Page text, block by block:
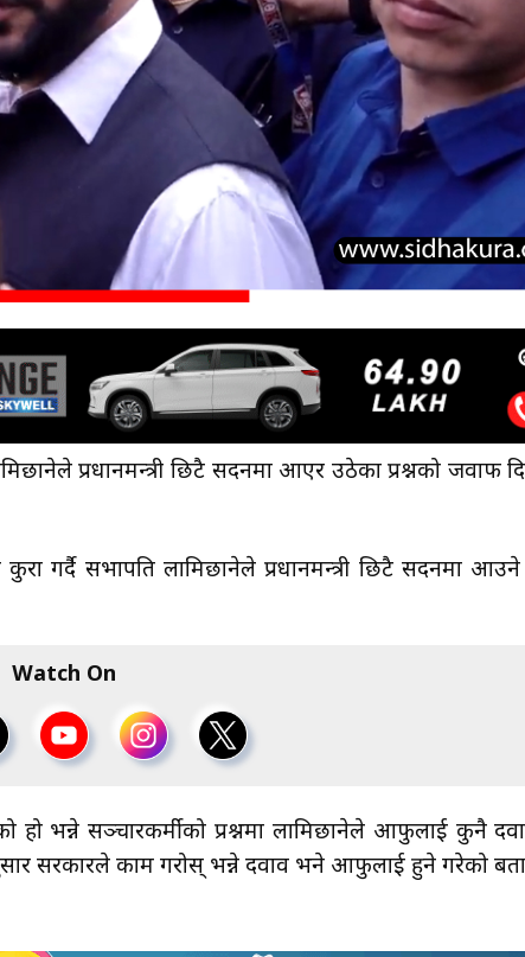
प्रधानमन्त्री छिटै सदनमा आएर उठेका प्रश्नको जवाफ
गर्दै सभापति लामिछानेले प्रधानमन्त्री छिटै सदनमा
Watch On
हो भन्ने सञ्चारकर्मीको प्रश्नमा लामिछानेले आफुलाई कुनै
सरकारले काम गरोस् भन्ने दवाव भने आफुलाई हुने गरेको